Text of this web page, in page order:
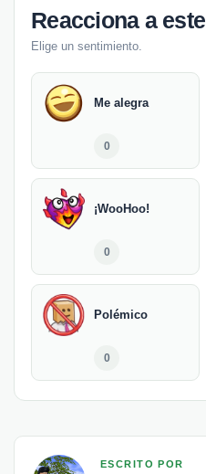
Reacciona a
Elige un sentimiento.
Me alegra
0
¡WooHoo!
0
Polémico
0
ESCRITO POR